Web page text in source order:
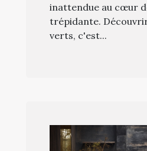
inattendue au cœur
trépidante.
verts, c'est...